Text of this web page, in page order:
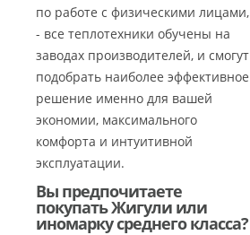
по работе с физическими лицами,
- все теплотехники обучены на
заводах производителей, и смогут
подобрать наиболее эффективное
решение именно для вашей
экономии, максимального
комфорта и интуитивной
эксплуатации.
Вы предпочитаете
покупать Жигули или
иномарку среднего класса?